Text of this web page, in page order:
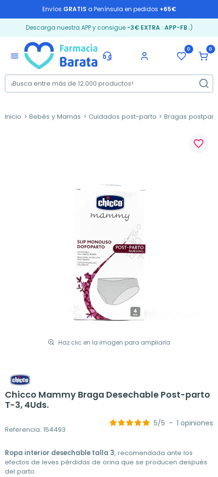
Envíos GRATIS a Península en pedidos +65€
Descarga nuestra APP y consigue -3€ EXTRA: APP-FB ;)
menu
0 0
Inicio Bebés y Mamás Cuidados post-parto Bragas
Haz clic en la imagen para ampliarla
favorite_border
Chicco Mammy Braga Desechable Post-parto
T-3, 4Uds.
Referencia: 154493
5/5 - 1 opiniones
Ropa interior desechable talla 3, recomendada ante los
efectos de leves pérdidas de orina que se producen después
del parto.